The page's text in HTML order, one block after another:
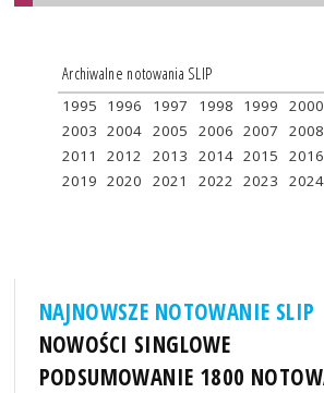
Archiwalne notowania SLIP
1995 1996 1997 1998 1999 2000
2003 2004 2005 2006 2007 2008
2011
2012 2013 2014 2015 2016
2019 2020 2021 2022 2023 2024
NAJNOWSZE NOTOWANIE SLIP
NOWOŚCI SINGLOWE
PODSUMOWANIE 1800